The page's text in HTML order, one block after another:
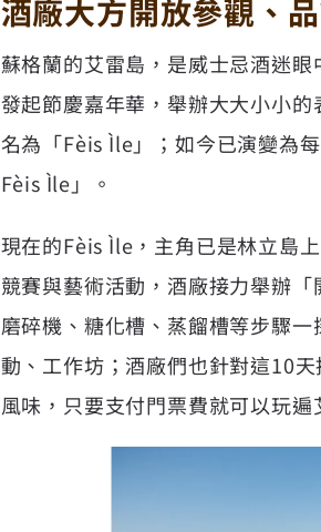
酒廠大方開放參觀、
蘇格蘭的艾雷島，是威士忌酒迷
發起節慶嘉年華，舉辦大大小小
名為「Fèis Ìle」；如今已演變為
Fèis Ìle」。
現在的Fèis Ìle，主角已是林立島
競賽與藝術活動，酒廠接力舉辦
磨碎機、糖化槽、蒸餾槽等步驟
動、工作坊；酒廠們也針對這10
風味，只要支付門票費就可以玩